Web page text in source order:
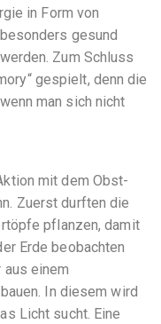
in Form von
gesund
Zum Schluss
gespielt, denn die
man sich nicht
mit dem Obst-
Zuerst durften die
pflanzen, damit
Erde beobachten
aus einem
In diesem wird
Licht sucht. Eine